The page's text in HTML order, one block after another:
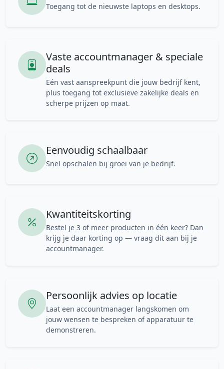
Toegang tot de nieuwste laptops en desktops.
Vaste accountmanager & speciale
deals
Eén vast aanspreekpunt die jouw bedrijf kent,
plus toegang tot exclusieve zakelijke deals en
scherpe prijzen op maat.
Eenvoudig schaalbaar
Snel opschalen bij groei van je bedrijf.
Kwantiteitskorting
Bestel je 3 of meer producten in één keer? Dan
krijg je daar korting op — vraag dit aan bij je
accountmanager.
Persoonlijk advies op locatie
Laat een accountmanager langskomen om
jouw wensen te bespreken of apparatuur te
demonstreren.